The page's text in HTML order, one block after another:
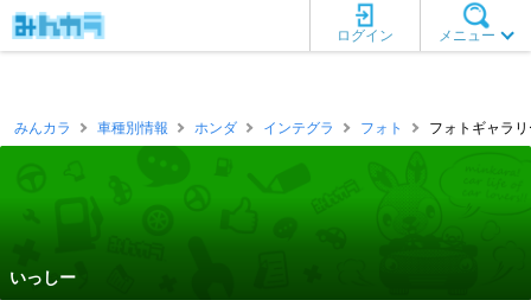
メニュー
ログイン
みんカラ 車種別情報 ホンダ インテグラ フォト フォトギャラ
いっしー